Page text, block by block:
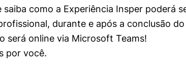
saiba como a Experiência Insper poderá
durante e após a conclusão
será online via Microsoft Teams!
por você.